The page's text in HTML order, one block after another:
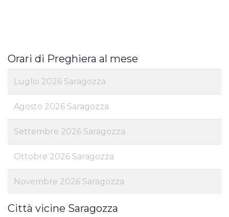
Orari di Preghiera al mese
Luglio 2026 Saragozza
Agosto 2026 Saragozza
Settembre 2026 Saragozza
Ottobre 2026 Saragozza
Novembre 2026 Saragozza
Città vicine Saragozza